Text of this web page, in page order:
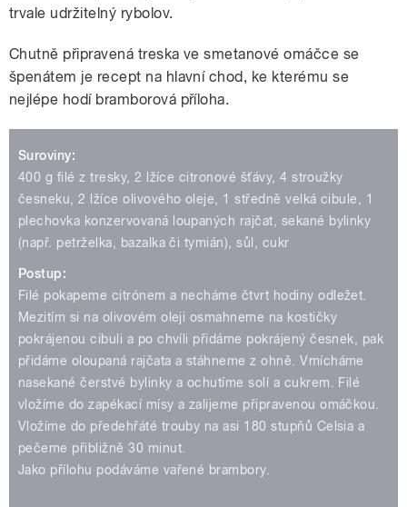
trvale udržitelný rybolov.
Chutně připravená treska ve smetanové omáčce se
špenátem je recept na hlavní chod, ke kterému se
nejlépe hodí bramborová příloha.
Suroviny:
400 g filé z tresky, 2 lžíce citronové šťávy, 4 stroužky
česneku, 2 lžíce olivového oleje, 1 středně velká cibule, 1
plechovka konzervovaná loupaných rajčat, sekané bylinky
(např. petrželka, bazalka či tymián), sůl, cukr
Postup:
Filé pokapeme citrónem a necháme čtvrt hodiny odležet.
Mezitím si na olivovém oleji osmahneme na kostičky
pokrájenou cibuli a po chvíli přidáme pokrájený česnek, pak
přidáme oloupaná rajčata a stáhneme z ohně. Vmícháme
nasekané čerstvé bylinky a ochutíme solí a cukrem. Filé
vložíme do zapékací mísy a zalijeme připravenou omáčkou.
Vložíme do předehřáté trouby na asi 180 stupňů Celsia a
pečeme přibližně 30 minut.
Jako přílohu podáváme vařené brambory.